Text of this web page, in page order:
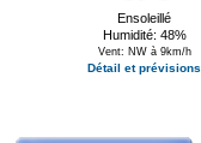
Ensoleillé
Humidité: 48%
Vent: NW à 9km/h
Détail et prévisions